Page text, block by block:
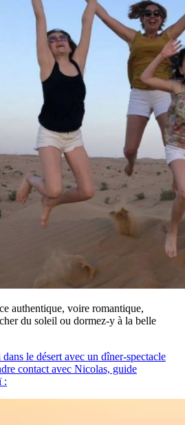
authentique, voire romantique,
du soleil ou dormez-y à la belle
le désert avec un dîner-spectacle
contact avec Nicolas, guide
: